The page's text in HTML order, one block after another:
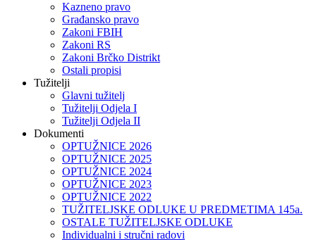
Kazneno pravo
Građansko pravo
Zakoni FBIH
Zakoni RS
Zakoni Brčko Distrikt
Ostali propisi
Tužitelji
Glavni tužitelj
Tužitelji Odjela I
Tužitelji Odjela II
Dokumenti
OPTUŽNICE 2026
OPTUŽNICE 2025
OPTUŽNICE 2024
OPTUŽNICE 2023
OPTUŽNICE 2022
TUŽITELJSKE ODLUKE U PREDMETIMA 145a.
OSTALE TUŽITELJSKE ODLUKE
Individualni i stručni radovi